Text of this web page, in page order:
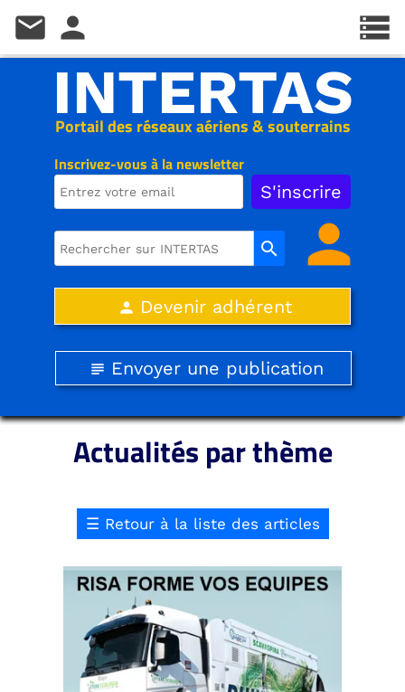
Inscrivez-vous à la newsletter
Portail des réseaux aériens & souterrains
INTERTAS
search person
person Devenir adhérent
subject Envoyer une publication
Actualités par thème
☰ Retour à la liste des articles
storage
mail person